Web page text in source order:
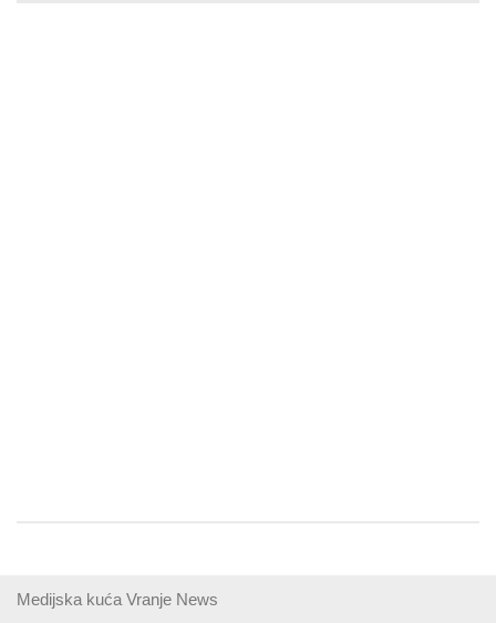
Medijska kuća Vranje News